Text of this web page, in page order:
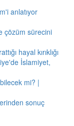
anlatıyor
çözüm sürecini
hayal kırıklığı
İslamiyet,
mi? |
sonuç